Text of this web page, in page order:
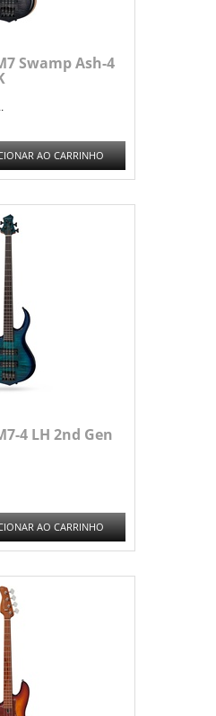
Swamp Ash-4
AO CARRINHO
4 LH 2nd Gen
AO CARRINHO